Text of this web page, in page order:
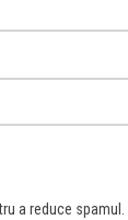
a reduce spamul.